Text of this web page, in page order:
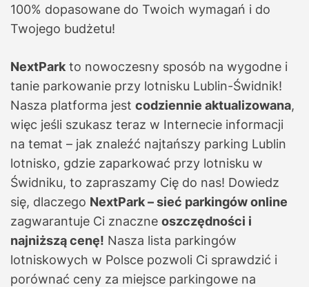
100% dopasowane do Twoich wymagań i do
Twojego budżetu!
NextPark to nowoczesny sposób na wygodne i
tanie parkowanie przy lotnisku Lublin-Świdnik!
Nasza platforma jest codziennie aktualizowana,
więc jeśli szukasz teraz w Internecie informacji
na temat – jak znaleźć najtańszy parking Lublin
lotnisko, gdzie zaparkować przy lotnisku w
Świdniku, to zapraszamy Cię do nas! Dowiedz
się, dlaczego NextPark – sieć parkingów online
zagwarantuje Ci znaczne oszczędności i
najniższą cenę! Nasza lista parkingów
lotniskowych w Polsce pozwoli Ci sprawdzić i
porównać ceny za miejsce parkingowe na